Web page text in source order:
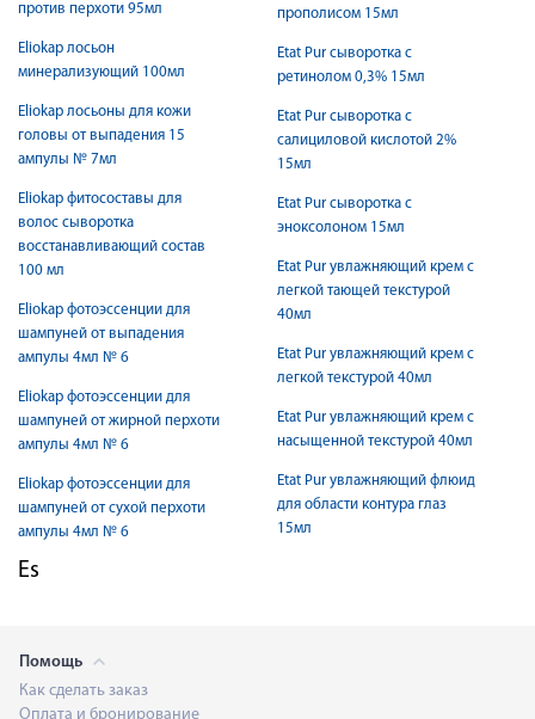
против перхоти 95мл
Eliokap лосьон
минерализующий 100мл
Eliokap лосьоны для кожи
головы от выпадения 15
ампулы № 7мл
Eliokap фитосоставы для
волос сыворотка
восстанавливающий состав
100 мл
Eliokap фотоэссенции для
шампуней от выпадения
ампулы 4мл № 6
Eliokap фотоэссенции для
шампуней от жирной перхоти
ампулы 4мл № 6
Eliokap фотоэссенции для
шампуней от сухой перхоти
ампулы 4мл № 6
Es
прополисом 15мл
Etat Pur сыворотка с
ретинолом 0,3% 15мл
Etat Pur сыворотка с
салициловой кислотой 2%
15мл
Etat Pur сыворотка с
эноксолоном 15мл
Etat Pur увлажняющий крем с
легкой тающей текстурой
40мл
Etat Pur увлажняющий крем с
легкой текстурой 40мл
Etat Pur увлажняющий крем с
насыщенной текстурой 40мл
Etat Pur увлажняющий флюид
для области контура глаз
15мл
Помощь
Как сделать заказ
Оплата и бронирование